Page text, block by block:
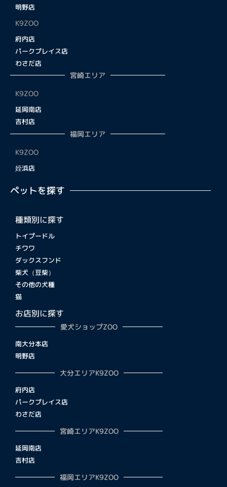
明野店
K9ZOO
府内店
パークプレイス店
わさだ店
宮崎エリア
K9ZOO
延岡南店
吉村店
福岡エリア
K9ZOO
姪浜店
ペットを探す
種類別に探す
トイプードル
チワワ
ダックスフンド
柴犬（豆柴）
その他の犬種
猫
お店別に探す
愛犬ショップZOO
南大分本店
明野店
大分エリアK9ZOO
府内店
パークプレイス店
わさだ店
宮崎エリアK9ZOO
延岡南店
吉村店
福岡エリアK9ZOO